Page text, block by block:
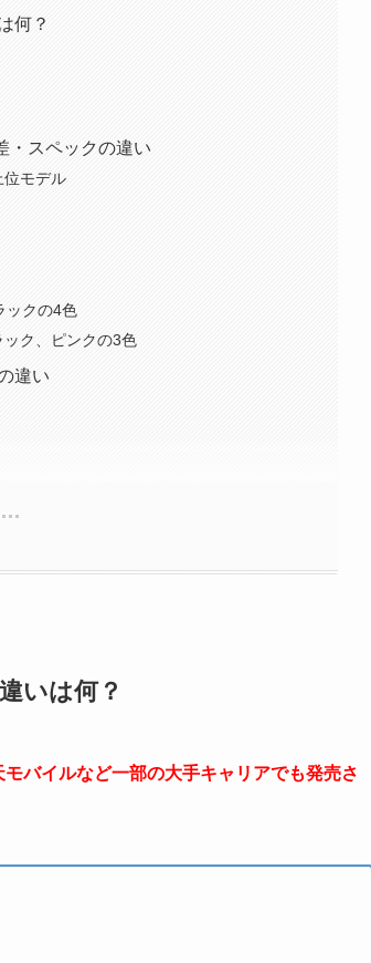
何？
・スペックの違い
位モデル
ックの4色
ク、ピンクの3色
違い
いは何？
バイルなど一部の大手キャリアでも発売さ